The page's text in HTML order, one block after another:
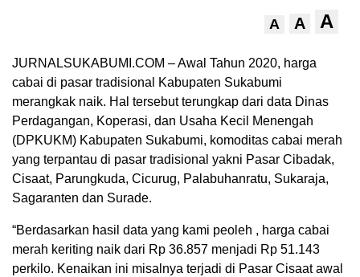
A A A
JURNALSUKABUMI.COM – Awal Tahun 2020, harga
cabai di pasar tradisional Kabupaten Sukabumi
merangkak naik. Hal tersebut terungkap dari data Dinas
Perdagangan, Koperasi, dan Usaha Kecil Menengah
(DPKUKM) Kabupaten Sukabumi, komoditas cabai merah
yang terpantau di pasar tradisional yakni Pasar Cibadak,
Cisaat, Parungkuda, Cicurug, Palabuhanratu, Sukaraja,
Sagaranten dan Surade.
“Berdasarkan hasil data yang kami peoleh , harga cabai
merah keriting naik dari Rp 36.857 menjadi Rp 51.143
perkilo. Kenaikan ini misalnya terjadi di Pasar Cisaat awal